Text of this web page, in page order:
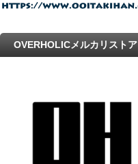
OVERHOLICメルカリストア